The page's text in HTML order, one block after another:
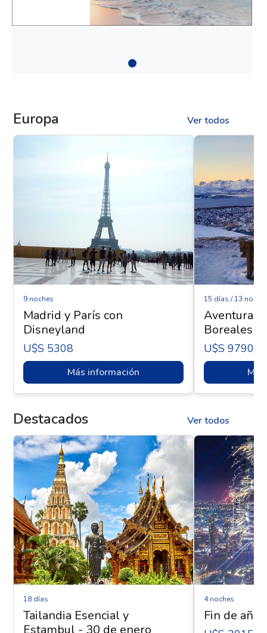
Europa Ver todos
9 noches
Madrid y París con
Disneyland
U$s 5308
Más información
15 días / 13
Aventura
Boreales -
U$s 9790
Destacados Ver todos
18 días
Tailandia Esencial y
Estambul - 30 de enero
4 noches
Fin de año